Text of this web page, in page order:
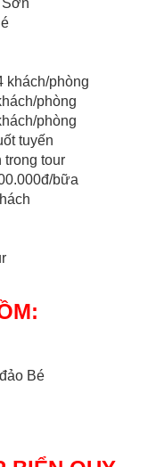
khách/phòng
phòng
phòng
tuyến
trong tour
bữa
Bé